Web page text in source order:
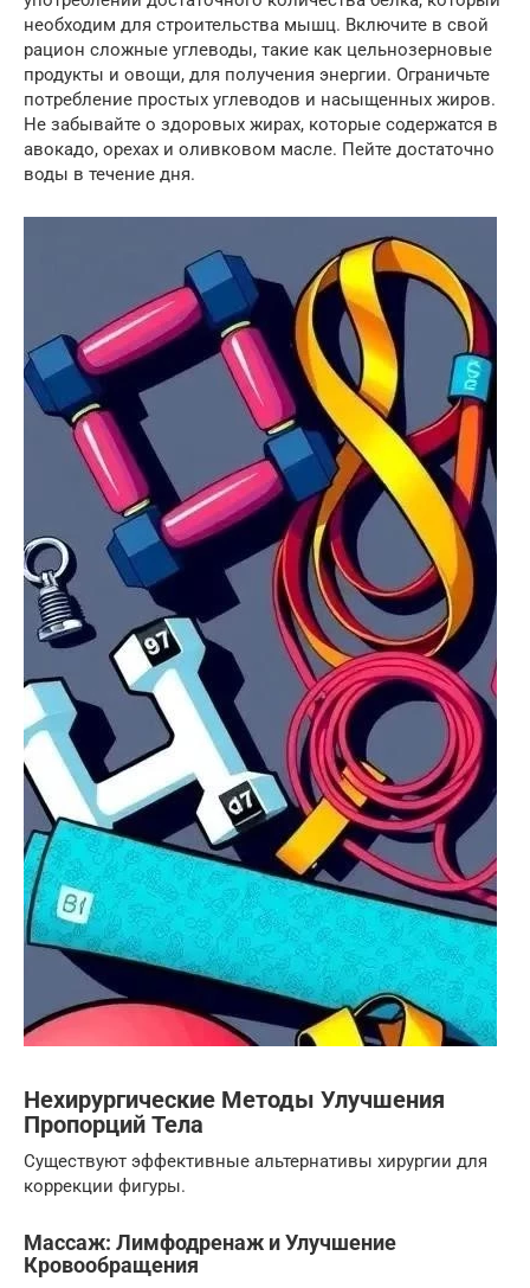
необходим для строительства мышц. Включите в свой
рацион сложные углеводы, такие как цельнозерновые
продукты и овощи, для получения энергии. Ограничьте
потребление простых углеводов и насыщенных жиров.
Не забывайте о здоровых жирах, которые содержатся в
авокадо, орехах и оливковом масле. Пейте достаточно
воды в течение дня.
Нехирургические Методы Улучшения
Пропорций Тела
Существуют эффективные альтернативы хирургии для
коррекции фигуры.
Массаж: Лимфодренаж и Улучшение
Кровообращения